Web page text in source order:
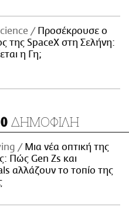
Προσέκρουσε ο
της SpaceX στη Σελήνη:
η Γη;
ΔΗΜΟΦΙΛΗ
Μια νέα οπτική της
Πώς Gen Zs και
αλλάζουν το τοπίο της